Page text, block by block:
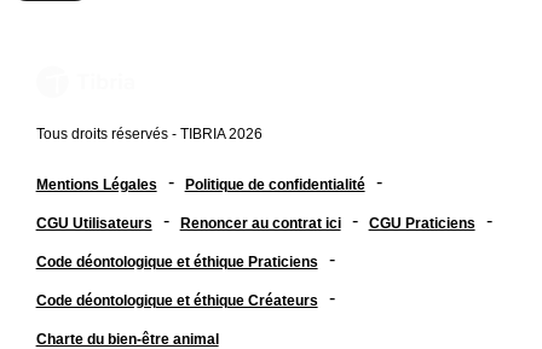
Tous droits réservés - TIBRIA 2026
Mentions Légales - Politique de confidentialité -
CGU Utilisateurs - Renoncer au contrat ici - CGU Praticiens -
Code déontologique et éthique Praticiens -
Code déontologique et éthique Créateurs -
Charte du bien-être animal